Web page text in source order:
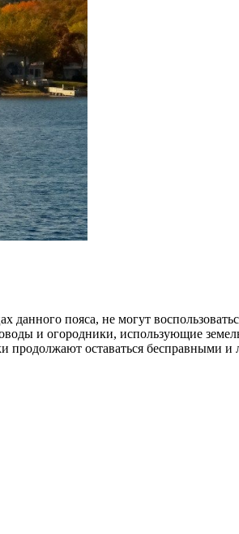
данного пояса, не могут
и огородники, использующие
продолжают оставаться бесправными